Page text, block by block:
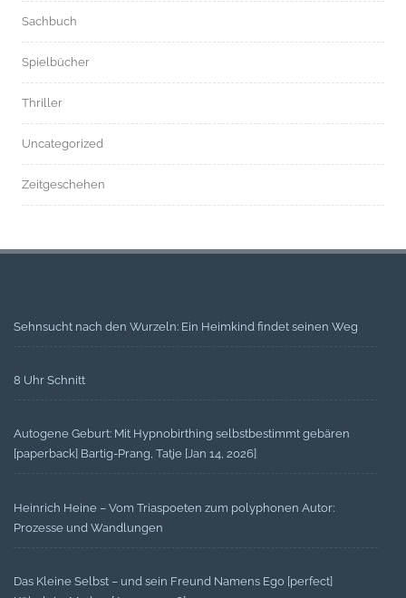
Sachbuch
Spielbücher
Thriller
Uncategorized
Zeitgeschehen
Sehnsucht nach den Wurzeln: Ein Heimkind findet seinen Weg
8 Uhr Schnitt
Autogene Geburt: Mit Hypnobirthing selbstbestimmt gebären
[paperback] Bartig-Prang, Tatje [Jan 14, 2026]
Heinrich Heine – Vom Triaspoeten zum polyphonen Autor:
Prozesse und Wandlungen
Das Kleine Selbst – und sein Freund Namens Ego [perfect]